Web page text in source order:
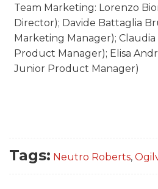
Team Marketing: Lorenzo
Director); Davide Battaglia
Marketing Manager); Claudia
Product Manager); Elisa
Junior Product Manager)
Tags: Neutro Roberts,